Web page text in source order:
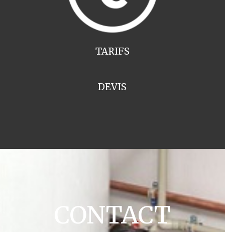
TARIFS
DEVIS
CONTACT